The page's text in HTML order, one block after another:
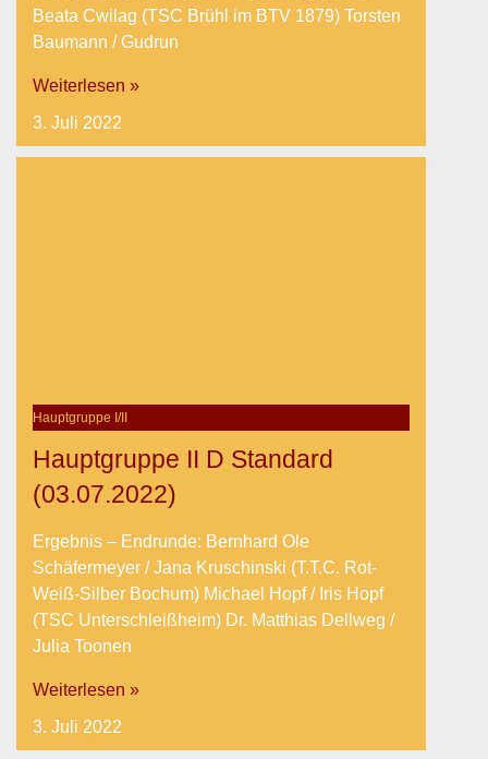
Beata Cwilag (TSC Brühl im BTV 1879) Torsten
Baumann / Gudrun
Weiterlesen »
3. Juli 2022
Hauptgruppe I/II
Hauptgruppe II D Standard
(03.07.2022)
Ergebnis – Endrunde: Bernhard Ole
Schäfermeyer / Jana Kruschinski (T.T.C. Rot-
Weiß-Silber Bochum) Michael Hopf / Iris Hopf
(TSC Unterschleißheim) Dr. Matthias Dellweg /
Julia Toonen
Weiterlesen »
3. Juli 2022